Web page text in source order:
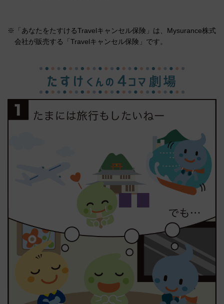
※「あなたをたすけるTravelキャンセル保険」は、Mysurance株式
会社が販売する「Travelキャンセル保険」です。